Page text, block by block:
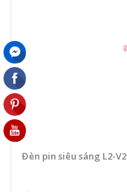
Đèn pin siêu sáng L2-V2